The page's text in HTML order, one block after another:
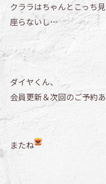
クララはちゃんとこっち
座らないし…
ダイヤくん、
会員更新＆次回のご予約
またね